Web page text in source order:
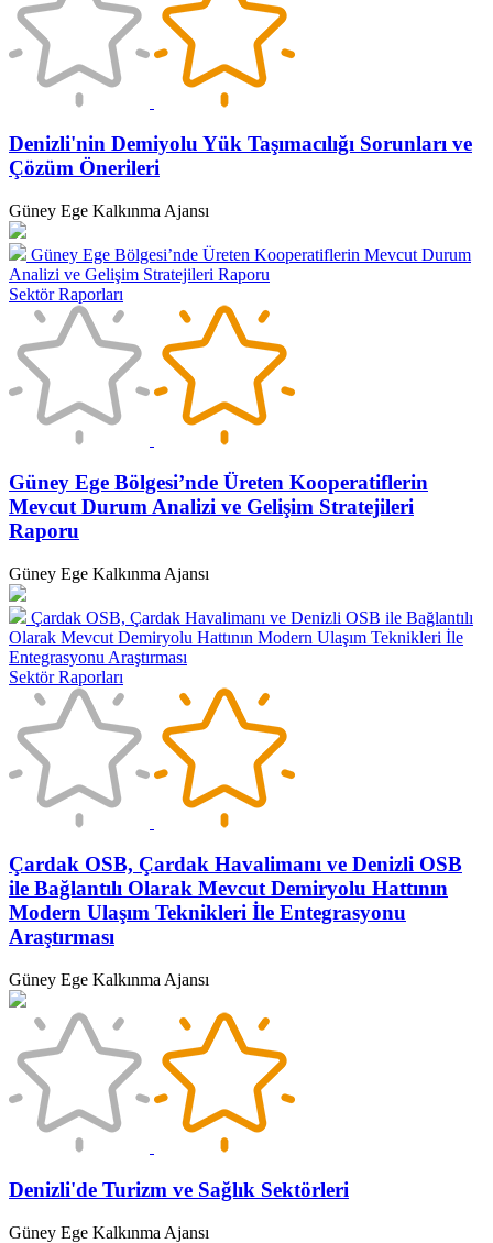
Denizli'nin Demiyolu Yük Taşımacılığı Sorunları ve
Çözüm Önerileri
Güney Ege Kalkınma Ajansı
Güney Ege Bölgesi’nde Üreten Kooperatiflerin Mevcut Durum
Analizi ve Gelişim Stratejileri Raporu
Sektör Raporları
Güney Ege Bölgesi’nde Üreten Kooperatiflerin
Mevcut Durum Analizi ve Gelişim Stratejileri
Raporu
Güney Ege Kalkınma Ajansı
Çardak OSB, Çardak Havalimanı ve Denizli OSB ile Bağlantılı
Olarak Mevcut Demiryolu Hattının Modern Ulaşım Teknikleri İle
Entegrasyonu Araştırması
Sektör Raporları
Çardak OSB, Çardak Havalimanı ve Denizli OSB
ile Bağlantılı Olarak Mevcut Demiryolu Hattının
Modern Ulaşım Teknikleri İle Entegrasyonu
Araştırması
Güney Ege Kalkınma Ajansı
Denizli'de Turizm ve Sağlık Sektörleri
Güney Ege Kalkınma Ajansı